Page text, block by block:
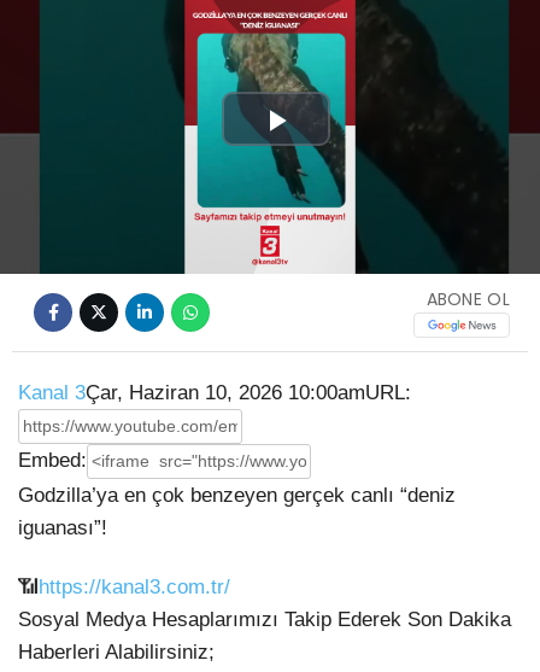
Play
Video
ABONE OL
Kanal 3Çar, Haziran 10, 2026 10:00amURL:
Embed:
Godzilla’ya en çok benzeyen gerçek canlı “deniz
iguanası”!
📶https://kanal3.com.tr/
Sosyal Medya Hesaplarımızı Takip Ederek Son Dakika
Haberleri Alabilirsiniz;